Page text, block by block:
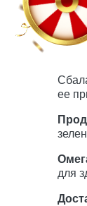
ее
для